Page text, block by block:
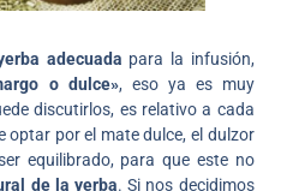
adecuada para la infusión,
o dulce», eso ya es muy
discutirlos, es relativo a cada
optar por el mate dulce, el dulzor
equilibrado, para que este no
de la yerba. Si nos decidimos